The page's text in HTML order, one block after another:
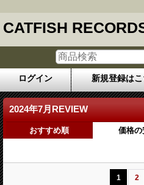
CATFISH
ログイン 新規登録は
2024年7月REVIEW
おすすめ順 価格の
1 2